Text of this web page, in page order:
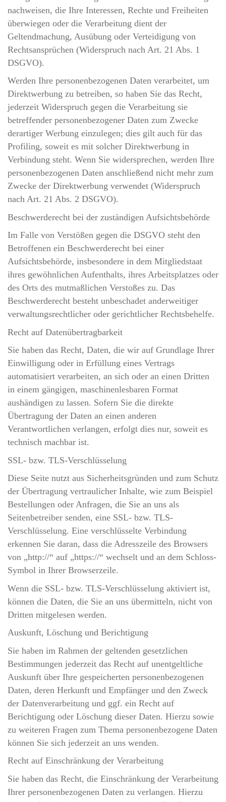
nachweisen, die Ihre Interessen, Rechte und Freiheiten
überwiegen oder die Verarbeitung dient der
Geltendmachung, Ausübung oder Verteidigung von
Rechtsansprüchen (Widerspruch nach Art. 21 Abs. 1
DSGVO).
Werden Ihre personenbezogenen Daten verarbeitet, um
Direktwerbung zu betreiben, so haben Sie das Recht,
jederzeit Widerspruch gegen die Verarbeitung sie
betreffender personenbezogener Daten zum Zwecke
derartiger Werbung einzulegen; dies gilt auch für das
Profiling, soweit es mit solcher Direktwerbung in
Verbindung steht. Wenn Sie widersprechen, werden Ihre
personenbezogenen Daten anschließend nicht mehr zum
Zwecke der Direktwerbung verwendet (Widerspruch
nach Art. 21 Abs. 2 DSGVO).
Beschwerde­recht bei der zuständigen Aufsichts­behörde
Im Falle von Verstößen gegen die DSGVO steht den
Betroffenen ein Beschwerderecht bei einer
Aufsichtsbehörde, insbesondere in dem Mitgliedstaat
ihres gewöhnlichen Aufenthalts, ihres Arbeitsplatzes oder
des Orts des mutmaßlichen Verstoßes zu. Das
Beschwerderecht besteht unbeschadet anderweitiger
verwaltungsrechtlicher oder gerichtlicher Rechtsbehelfe.
Recht auf Daten­übertrag­barkeit
Sie haben das Recht, Daten, die wir auf Grundlage Ihrer
Einwilligung oder in Erfüllung eines Vertrags
automatisiert verarbeiten, an sich oder an einen Dritten
in einem gängigen, maschinenlesbaren Format
aushändigen zu lassen. Sofern Sie die direkte
Übertragung der Daten an einen anderen
Verantwortlichen verlangen, erfolgt dies nur, soweit es
technisch machbar ist.
SSL- bzw. TLS-Verschlüsselung
Diese Seite nutzt aus Sicherheitsgründen und zum Schutz
der Übertragung vertraulicher Inhalte, wie zum Beispiel
Bestellungen oder Anfragen, die Sie an uns als
Seitenbetreiber senden, eine SSL- bzw. TLS-
Verschlüsselung. Eine verschlüsselte Verbindung
erkennen Sie daran, dass die Adresszeile des Browsers
von „http://“ auf „https://“ wechselt und an dem Schloss-
Symbol in Ihrer Browserzeile.
Wenn die SSL- bzw. TLS-Verschlüsselung aktiviert ist,
können die Daten, die Sie an uns übermitteln, nicht von
Dritten mitgelesen werden.
Auskunft, Löschung und Berichtigung
Sie haben im Rahmen der geltenden gesetzlichen
Bestimmungen jederzeit das Recht auf unentgeltliche
Auskunft über Ihre gespeicherten personenbezogenen
Daten, deren Herkunft und Empfänger und den Zweck
der Datenverarbeitung und ggf. ein Recht auf
Berichtigung oder Löschung dieser Daten. Hierzu sowie
zu weiteren Fragen zum Thema personenbezogene Daten
können Sie sich jederzeit an uns wenden.
Recht auf Einschränkung der Verarbeitung
Sie haben das Recht, die Einschränkung der Verarbeitung
Ihrer personenbezogenen Daten zu verlangen. Hierzu